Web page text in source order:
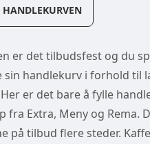
HANDLEKURVEN
er det tilbudsfest og du
sin handlekurv i forhold til
er det bare å fylle
fra Extra, Meny og Rema.
på tilbud flere steder.